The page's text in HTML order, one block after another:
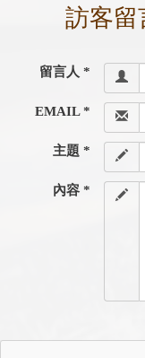
訪客留
留言人 *
EMAIL *
主題 *
內容 *